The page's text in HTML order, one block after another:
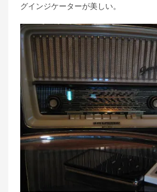
グインジケーターが美しい。